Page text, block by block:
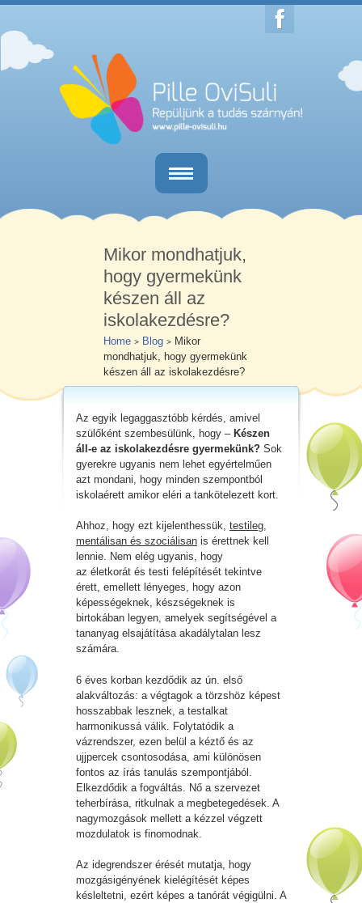
Home
Egésznapos iskola-előkészítő
Délutáni iskola-előkészítő
Iskolaérettségi vizsgálat
Kapcsolat
Mikor mondhatjuk,
hogy gyermekünk
készen áll az
iskolakezdésre?
Home > Blog > Mikor
mondhatjuk, hogy gyermekünk
készen áll az iskolakezdésre?
Az egyik legaggasztóbb kérdés, amivel
szülőként szembesülünk, hogy – Készen
áll-e az iskolakezdésre gyermekünk? Sok
gyerekre ugyanis nem lehet egyértelműen
azt mondani, hogy minden szempontból
iskolaérett amikor eléri a tankötelezett kort.
Ahhoz, hogy ezt kijelenthessük, testileg,
mentálisan és szociálisan is érettnek kell
lennie. Nem elég ugyanis, hogy
az életkorát és testi felépítését tekintve
érett, emellett lényeges, hogy azon
képességeknek, készségeknek is
birtokában legyen, amelyek segítségével a
tananyag elsajátítása akadálytalan lesz
számára.
6 éves korban kezdődik az ún. első
alakváltozás: a végtagok a törzshöz képest
hosszabbak lesznek, a testalkat
harmonikussá válik. Folytatódik a
vázrendszer, ezen belül a kéztő és az
ujjpercek csontosodása, ami különösen
fontos az írás tanulás szempontjából.
Elkezdődik a fogváltás. Nő a szervezet
teherbírása, ritkulnak a megbetegedések. A
nagymozgások mellett a kézzel végzett
mozdulatok is finomodnak.
Az idegrendszer érését mutatja, hogy
mozgásigényének kielégítését képes
késleltetni, ezért képes a tanórát végigülni. A